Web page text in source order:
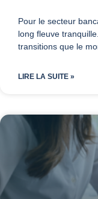
Pour le secteur
long fleuve
transitions que le
LIRE LA SUITE »